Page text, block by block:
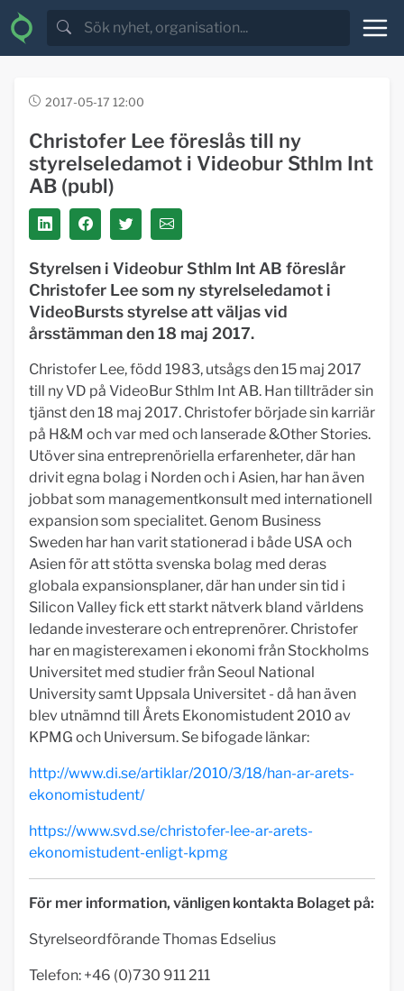
2017-05-17 12:00
Christofer Lee föreslås till ny
styrelseledamot i Videobur Sthlm Int
AB (publ)
Styrelsen i Videobur Sthlm Int AB föreslår
Christofer Lee som ny styrelseledamot i
VideoBursts styrelse att väljas vid
årsstämman den 18 maj 2017.
Christofer Lee, född 1983, utsågs den 15 maj 2017
till ny VD på VideoBur Sthlm Int AB. Han tillträder sin
tjänst den 18 maj 2017. Christofer började sin karriär
på H&M och var med och lanserade &Other Stories.
Utöver sina entreprenöriella erfarenheter, där han
drivit egna bolag i Norden och i Asien, har han även
jobbat som managementkonsult med internationell
expansion som specialitet. Genom Business
Sweden har han varit stationerad i både USA och
Asien för att stötta svenska bolag med deras
globala expansionsplaner, där han under sin tid i
Silicon Valley fick ett starkt nätverk bland världens
ledande investerare och entreprenörer. Christofer
har en magisterexamen i ekonomi från Stockholms
Universitet med studier från Seoul National
University samt Uppsala Universitet - då han även
blev utnämnd till Årets Ekonomistudent 2010 av
KPMG och Universum. Se bifogade länkar:
http://www.di.se/artiklar/2010/3/18/han-ar-arets-
ekonomistudent/
https://www.svd.se/christofer-lee-ar-arets-
ekonomistudent-enligt-kpmg
För mer information, vänligen kontakta Bolaget på:
Styrelseordförande Thomas Edselius
Telefon: +46 (0)730 911 211